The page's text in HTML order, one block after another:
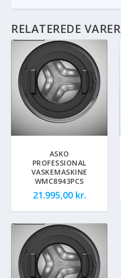
RELATEREDE VARER
ASKO
PROFESSIONAL
VASKEMASKINE
WMC8943PCS
21.995,00 kr.